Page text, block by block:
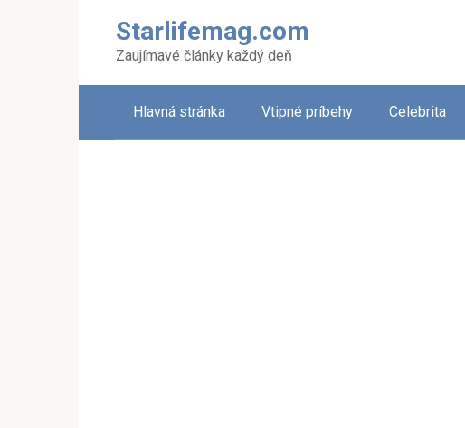
Starlifemag.com
Zaujímavé články každý deň
Hlavná stránka Vtipné príbehy Celebrita